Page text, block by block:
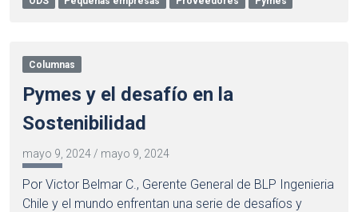
Columnas
Pymes y el desafío en la
Sostenibilidad
mayo 9, 2024 / mayo 9, 2024
Por Victor Belmar C., Gerente General de BLP Ingenieria
Chile y el mundo enfrentan una serie de desafíos y